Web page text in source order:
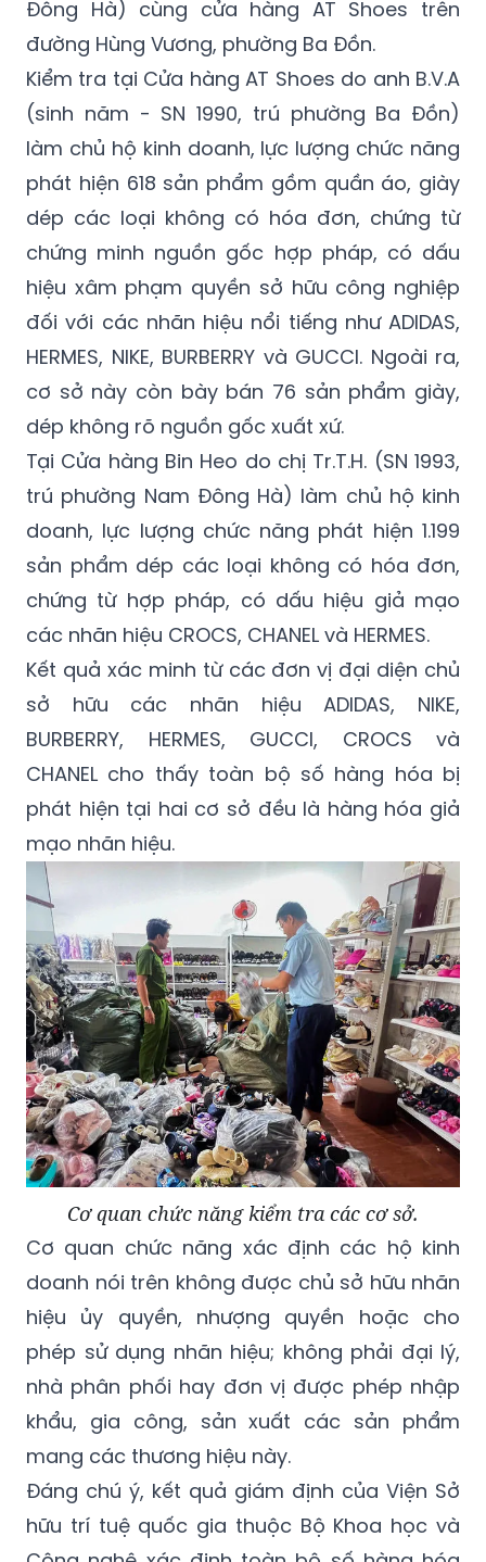
hàng giày dép Bin Heo (cơ sở tại đường
Hàm Nghi và đường Đào Duy Từ, phường
Đông Hà) cùng cửa hàng AT Shoes trên
đường Hùng Vương, phường Ba Đồn.
Kiểm tra tại Cửa hàng AT Shoes do anh B.V.A
(sinh năm - SN 1990, trú phường Ba Đồn)
làm chủ hộ kinh doanh, lực lượng chức năng
phát hiện 618 sản phẩm gồm quần áo, giày
dép các loại không có hóa đơn, chứng từ
chứng minh nguồn gốc hợp pháp, có dấu
hiệu xâm phạm quyền sở hữu công nghiệp
đối với các nhãn hiệu nổi tiếng như ADIDAS,
HERMES, NIKE, BURBERRY và GUCCI. Ngoài ra,
cơ sở này còn bày bán 76 sản phẩm giày,
dép không rõ nguồn gốc xuất xứ.
Tại Cửa hàng Bin Heo do chị Tr.T.H. (SN 1993,
trú phường Nam Đông Hà) làm chủ hộ kinh
doanh, lực lượng chức năng phát hiện 1.199
sản phẩm dép các loại không có hóa đơn,
chứng từ hợp pháp, có dấu hiệu giả mạo
các nhãn hiệu CROCS, CHANEL và HERMES.
Kết quả xác minh từ các đơn vị đại diện chủ
sở hữu các nhãn hiệu ADIDAS, NIKE,
BURBERRY, HERMES, GUCCI, CROCS và
CHANEL cho thấy toàn bộ số hàng hóa bị
phát hiện tại hai cơ sở đều là hàng hóa giả
mạo nhãn hiệu.
Cơ quan chức năng kiểm tra các cơ sở.
Cơ quan chức năng xác định các hộ kinh
doanh nói trên không được chủ sở hữu nhãn
hiệu ủy quyền, nhượng quyền hoặc cho
phép sử dụng nhãn hiệu; không phải đại lý,
nhà phân phối hay đơn vị được phép nhập
khẩu, gia công, sản xuất các sản phẩm
mang các thương hiệu này.